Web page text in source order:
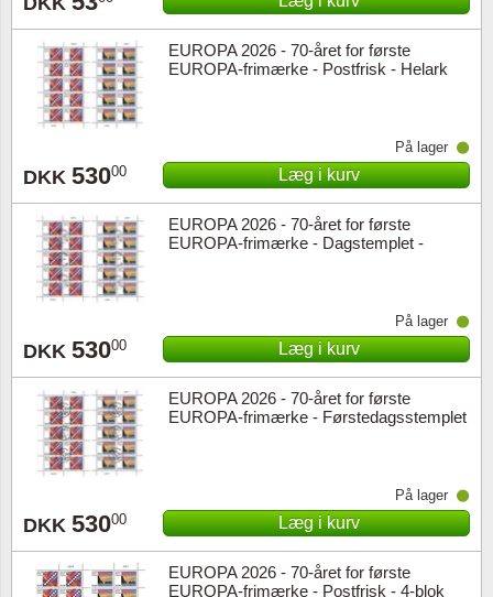
EUROPA 2026 - 70-året for første
EUROPA-frimærke - Postfrisk - Helark
DKK 53000
På lager
Læg i kurv
EUROPA 2026 - 70-året for første
EUROPA-frimærke - Dagstemplet -
DKK 53000
På lager
Læg i kurv
EUROPA 2026 - 70-året for første
EUROPA-frimærke - Førstedagsstemplet
DKK 53000
På lager
Læg i kurv
EUROPA 2026 - 70-året for første
EUROPA-frimærke - Postfrisk - 4-blok